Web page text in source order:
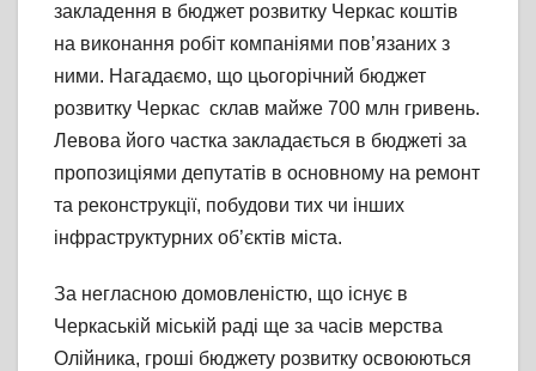
закладення в бюджет розвитку Черкас коштів
на виконання робіт компаніями пов’язаних з
ними. Нагадаємо, що цьогорічний бюджет
розвитку Черкас склав майже 700 млн гривень.
Левова його частка закладається в бюджеті за
пропозиціями депутатів в основному на ремонт
та реконструкції, побудови тих чи інших
інфраструктурних об’єктів міста.
За негласною домовленістю, що існує в
Черкаській міській раді ще за часів мерства
Олійника, гроші бюджету розвитку освоюються